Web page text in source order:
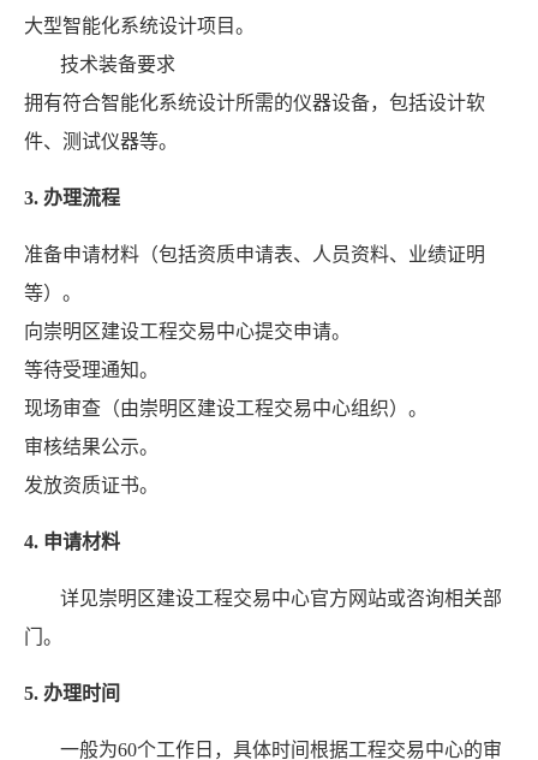
大型智能化系统设计项目。
技术装备要求
拥有符合智能化系统设计所需的仪器设备，包括设计软
件、测试仪器等。
3. 办理流程
准备申请材料（包括资质申请表、人员资料、业绩证明
等）。
向崇明区建设工程交易中心提交申请。
等待受理通知。
现场审查（由崇明区建设工程交易中心组织）。
审核结果公示。
发放资质证书。
4. 申请材料
详见崇明区建设工程交易中心官方网站或咨询相关部
门。
5. 办理时间
一般为60个工作日，具体时间根据工程交易中心的审